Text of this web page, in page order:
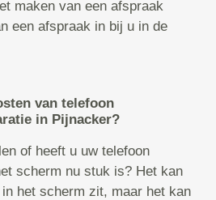
maken van een afspraak
een afspraak in bij u in de
van telefoon
in Pijnacker?
of heeft u uw telefoon
scherm nu stuk is? Het kan
het scherm zit, maar het kan